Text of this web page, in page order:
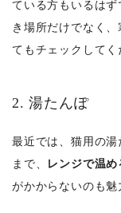
ている方もいるは
き場所だけでなく
てもチェックしてく
2. 湯たんぽ
最近では、猫用の
まで、 レンジで温
がかからないのも魅